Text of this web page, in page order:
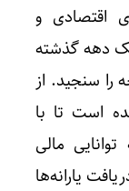
اقتصادی و
دهه گذشته
را سنجید. از
است تا با
مالی
یارانه‌ها